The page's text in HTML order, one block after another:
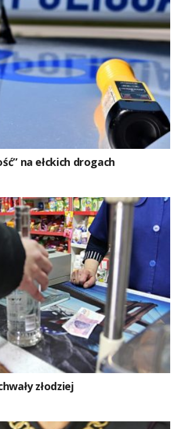
na ełckich drogach
złodziej